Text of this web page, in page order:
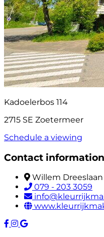
Kadoelerbos 114
2715 SE Zoetermeer
Schedule a viewing
Contact information
Willem
079 - 203 3059